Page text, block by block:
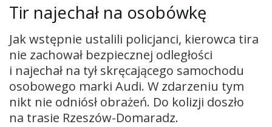
Tir najechał na osobówkę
Jak wstępnie ustalili policjanci, kierowca tira
nie zachował bezpiecznej odległości
i najechał na tył skręcającego samochodu
osobowego marki Audi. W zdarzeniu tym
nikt nie odniósł obrażeń. Do kolizji doszło
na trasie Rzeszów-Domaradz.